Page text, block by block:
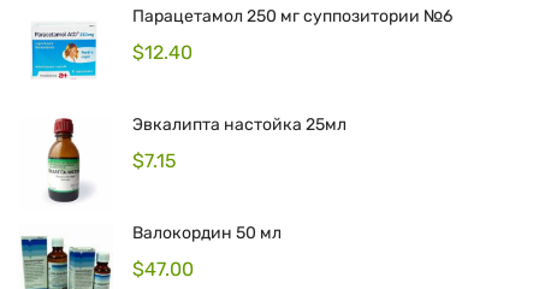
Парацетамол 250 мг суппозитории №6
$12.40
Эвкалипта настойка 25мл
$7.15
Валокордин 50 мл
$47.00